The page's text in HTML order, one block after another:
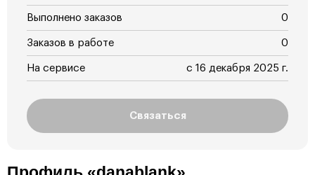
Выполнено заказов 0
Заказов в работе 0
На сервисе с 16 декабря 2025 г.
Связаться